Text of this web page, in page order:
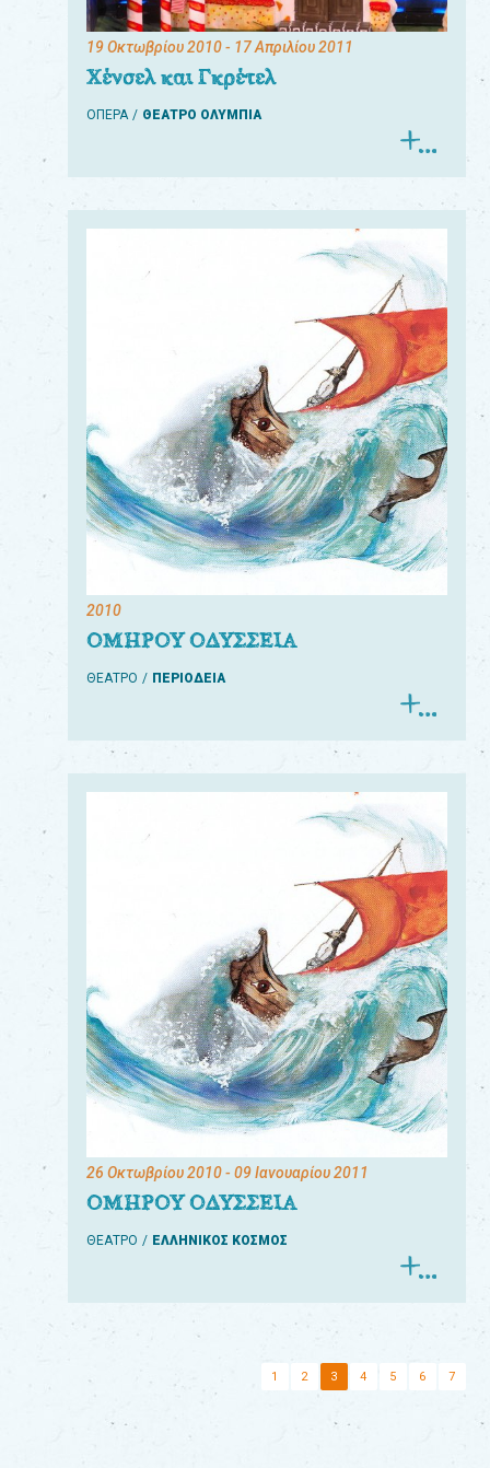
19 Οκτωβρίου 2010- 17 Απριλίου 2011
Χένσελ και Γκρέτελ
ΟΠΕΡΑ ΘΕΑΤΡΟ ΟΛΥΜΠΙΑ
2010
ΟΜΗΡΟΥ ΟΔΥΣΣΕΙΑ
ΘΕΑΤΡΟ ΠΕΡΙΟΔΕΙΑ
26 Οκτωβρίου 2010- 09 Ιανουαρίου 2011
ΟΜΗΡΟΥ ΟΔΥΣΣΕΙΑ
ΘΕΑΤΡΟ ΕΛΛΗΝΙΚΟΣ ΚΟΣΜΟΣ
1 2 3 4 5 6 7